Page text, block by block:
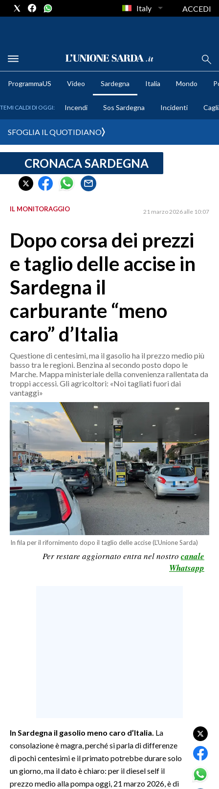
METEO
CRONACA SARDEGNA
CAGLIARI
SULCIS IGLESIENTE
ORISTANO E PROVINCIA
SASSARI E PROVINCIA
GALLURA
NUORO E PROVINCIA
OGLIASTRA
AGENDA
CRONACA
MONDO
POLITICA
ECONOMIA
SERVIZI ALLE IMPRESE
LAVORO
BANDI
SPORT IN SARDEGNA
SPORT
RISULTATI E CLASSIFICHE
CALCIO
CALCIO REGIONALE
SARDEGNA TURISMO
SARDI NEL MONDO
Italy ACCEDI
ProgrammaUS Video Sardegna Italia Mondo
TEMI CALDI DI OGGI: Incendi Sos Sardegna Incidenti
SFOGLIA IL QUOTIDIANO
CRONACA SARDEGNA
IL MONITORAGGIO 21 marzo 2026 alle 10:07
Dopo corsa dei prezzi
e taglio delle accise in
Sardegna il
carburante “meno
caro” d’Italia
Questione di centesimi, ma il gasolio ha il prezzo medio più
basso tra le regioni. Benzina al secondo posto dopo le
Marche. Mappa ministeriale della convenienza rallentata da
troppi accessi. Gli agricoltori: «Noi tagliati fuori dai
vantaggi»
In fila per il rifornimento dopo il taglio delle accise (L'Unione Sarda)
Per restare aggiornato entra nel nostro canale
Whatsapp
In Sardegna il gasolio meno caro d’Italia. La
consolazione è magra, perché si parla di differenze
di pochi centesimi e il primato potrebbe durare solo
un giorno, ma il dato è chiaro: per il diesel self il
prezzo medio alla pompa oggi, 21 marzo 2026, è di